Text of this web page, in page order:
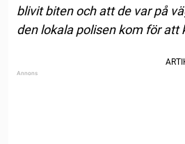
blivit biten och att de var på
den lokala polisen kom för att